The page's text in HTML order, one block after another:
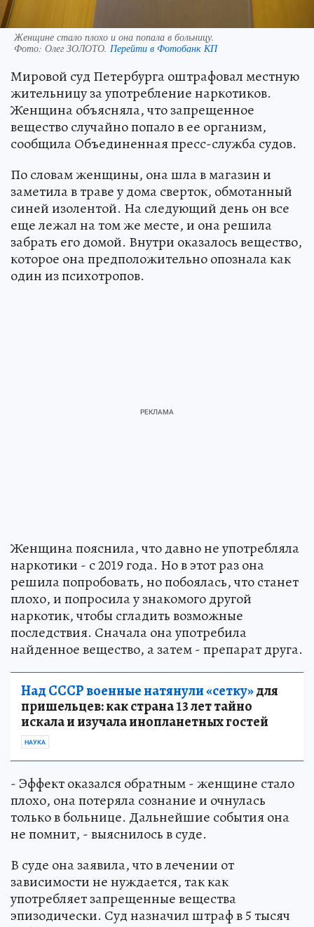
Женщине стало плохо и она попала в больницу.
Фото: Олег ЗОЛОТО. Перейти в Фотобанк КП
Мировой суд Петербурга оштрафовал местную
жительницу за употребление наркотиков.
Женщина объясняла, что запрещенное
вещество случайно попало в ее организм,
сообщила Объединенная пресс-служба судов.
По словам женщины, она шла в магазин и
заметила в траве у дома сверток, обмотанный
синей изолентой. На следующий день он все
еще лежал на том же месте, и она решила
забрать его домой. Внутри оказалось вещество,
которое она предположительно опознала как
один из психотропов.
Женщина пояснила, что давно не употребляла
наркотики - с 2019 года. Но в этот раз она
решила попробовать, но побоялась, что станет
плохо, и попросила у знакомого другой
наркотик, чтобы сгладить возможные
последствия. Сначала она употребила
найденное вещество, а затем - препарат друга.
Над СССР военные натянули «сетку»для
пришельцев: как страна 13 лет тайно
искала и изучала инопланетных гостей
НАУКА
- Эффект оказался обратным - женщине стало
плохо, она потеряла сознание и очнулась
только в больнице. Дальнейшие события она
не помнит, - выяснилось в суде.
В суде она заявила, что в лечении от
зависимости не нуждается, так как
употребляет запрещенные вещества
эпизодически. Суд назначил штраф в 5 тысяч